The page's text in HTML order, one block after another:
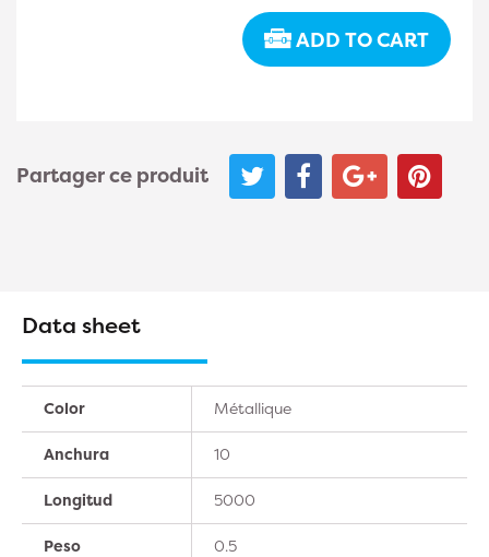
ADD TO CART
Partager ce produit
Data sheet
Color Métallique
Anchura 10
Longitud 5000
Peso 0.5